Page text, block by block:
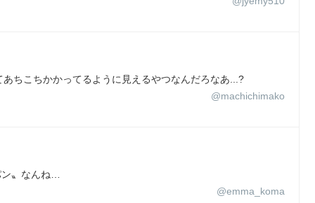
ちこちかかってるように見えるやつなんだろなあ...?
@machichimako
ン〟なんね…
@emma_koma